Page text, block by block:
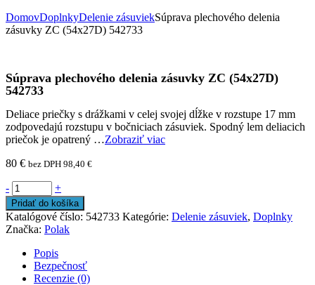
DomovDoplnkyDelenie zásuviekSúprava plechového delenia
zásuvky ZC (54x27D) 542733
Súprava plechového delenia zásuvky ZC (54x27D)
542733
Deliace priečky s drážkami v celej svojej dĺžke v rozstupe 17 mm
zodpovedajú rozstupu v bočniciach zásuviek. Spodný lem deliacich
priečok je opatrený …Zobraziť viac
80 € bez DPH 98,40 €
- +
Pridať do košíka
Katalógové číslo: 542733 Kategórie: Delenie zásuviek, Doplnky
Značka: Polak
Popis
Bezpečnosť
Recenzie (0)